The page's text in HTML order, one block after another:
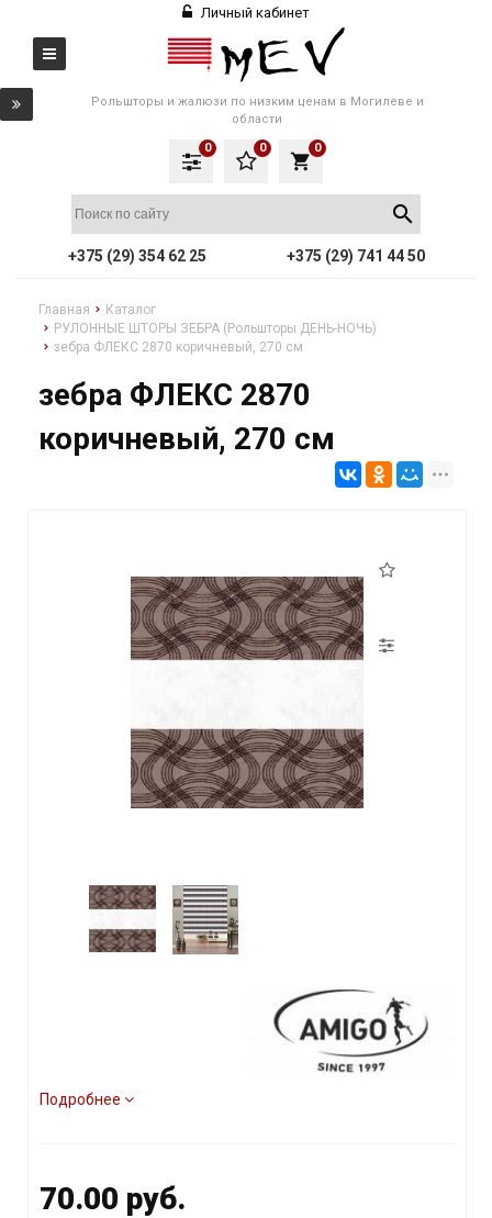
Личный кабинет
Рольшторы и жалюзи по низким ценам в Могилеве и
области
local_grocery_store
0
0
0
+375 (29) 354 62 25 +375 (29) 741 44 50
Главная
Каталог
РУЛОННЫЕ ШТОРЫ ЗЕБРА (Рольшторы ДЕНЬ-НОЧЬ)
зебра ФЛЕКС 2870 коричневый, 270 см
зебра ФЛЕКС 2870
коричневый, 270 см
Подробнее
70.00 руб.